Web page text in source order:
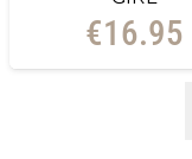
€16.95